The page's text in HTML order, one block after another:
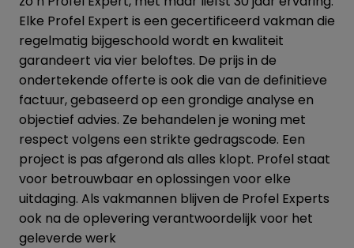
Elke Profel Expert is een gecertificeerd vakman die
regelmatig bijgeschoold wordt en kwaliteit
garandeert via vier beloftes. De prijs in de
ondertekende offerte is ook die van de definitieve
factuur, gebaseerd op een grondige analyse en
objectief advies. Ze behandelen je woning met
respect volgens een strikte gedragscode. Een
project is pas afgerond als alles klopt. Profel staat
voor betrouwbaar en oplossingen voor elke
uitdaging. Als vakmannen blijven de Profel Experts
ook na de oplevering verantwoordelijk voor het
geleverde werk